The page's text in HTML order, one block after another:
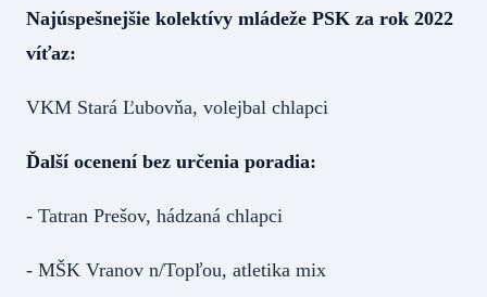
Najúspešnejšie kolektívy mládeže PSK za rok 2022
víťaz:
VKM Stará Ľubovňa, volejbal chlapci
Ďalší ocenení bez určenia poradia:
- Tatran Prešov, hádzaná chlapci
- MŠK Vranov n/Topľou, atletika mix